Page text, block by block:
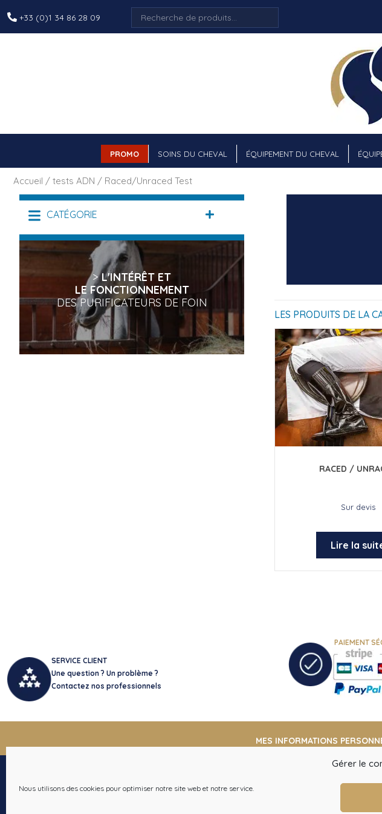
Gérer le
Nous utilisons des cookies pour optimiser notre site web et notre service.
+33 (0)1 34 86 28 09
Recherche
pour :
PROMO SOINS DU CHEVAL ÉQUIPEMENT DU CHEVAL
Accueil / tests ADN / Raced/Unraced Test
CATÉGORIE DÉPLIER
>L'INTÉRÊT ET
LE FONCTIONNEMENT
DES PURIFICATEURS DE FOIN
LES PRODUITS DE LA
RACED /
Sur devis
Lire la
SERVICE CLIENT
Une question ? Un problème ?
Contactez nos professionnels
PAIEMENT
MES INFORMATIONS
14